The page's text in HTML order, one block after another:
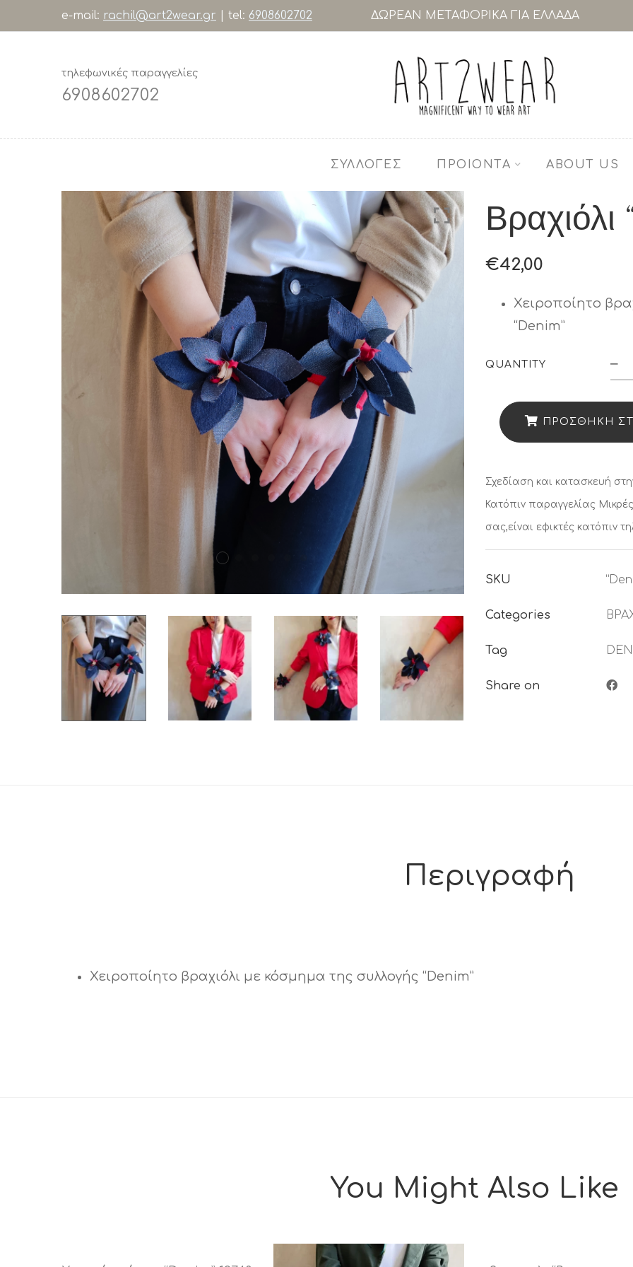
e-mail: rachil@art2wear.gr | tel: 6908602702 ΔΩΡΕΑΝ ΜΕΤΑΦΟΡΙΚΑ ΓΙΑ ΕΛΛΑΔΑ
τηλεφωνικές παραγγελίες
6908602702
ΣΥΛΛΟΓΕΣ ΠΡΟΙΟΝΤΑ ABOUT US
Βραχιόλι
€42,00
Χειροποίητο
“Denim”
QUANTITY
ΠΡΟΣΘΉΚΗ
Σχεδίαση και κατασκευή
Κατόπιν παραγγελίας
σας,είναι εφικτές κατόπιν
SKU
Categories
Tag
Share on
Περιγραφή
Χειροποίητο βραχιόλι με κόσμημα της συλλογής “Denim”
You Might Also Like